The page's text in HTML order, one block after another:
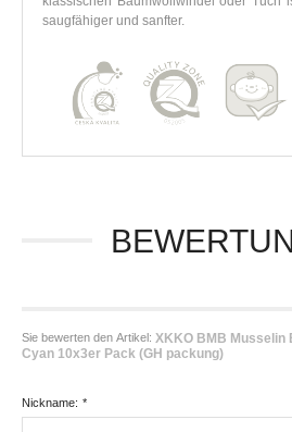
saugfähiger und sanfter.
Sie bewerten den Artikel: XKKO BMB Musselin
Cyan 10x3er Pack (GH packung)
*
Nickname: